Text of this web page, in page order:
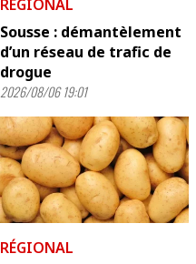
RÉGIONAL
Sousse : démantèlement
d’un réseau de trafic de
drogue
2026/08/06 19:01
RÉGIONAL